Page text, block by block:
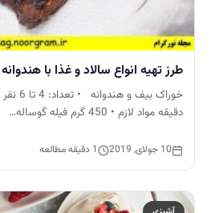
طرز تهیه انواع سالاد و غذا با هندوانه
دقیقه مواد لازم • 450 گرم فیله گوساله…
10 جولای, 2019 1 دقیقه مطالعه